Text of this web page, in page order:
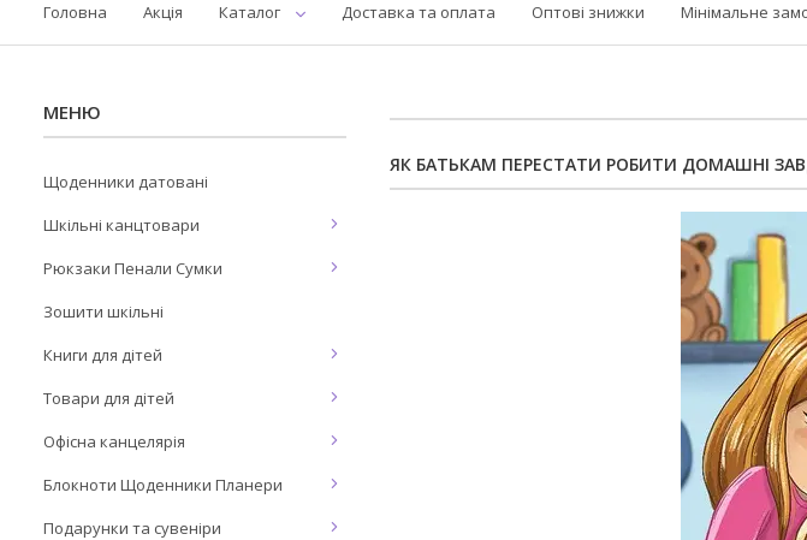
Головна Акція Каталог Доставка та оплата Оптові знижки Мінімальне
ЯК БАТЬКАМ ПЕРЕСТАТИ РОБИТИ ДОМАШНІ
Щоденники датовані
Шкільні канцтовари
Рюкзаки Пенали Сумки
Зошити шкільні
Книги для дітей
Товари для дітей
Офісна канцелярія
Блокноти Щоденники Планери
Подарунки та сувеніри